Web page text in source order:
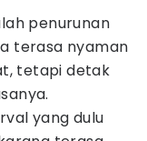
penurunan
terasa nyaman
tetapi detak
yang dulu